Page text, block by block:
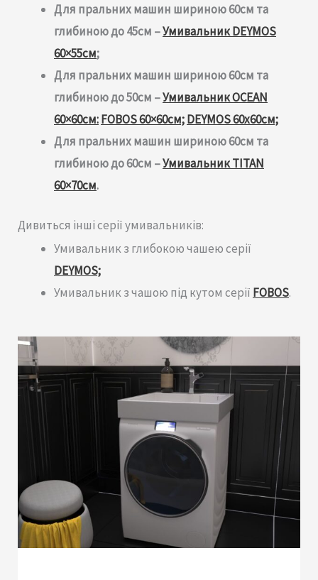
Для пральних машин шириною 60см та
глибиною до 45см –Умивальник DEYMOS
60×55см;
Для пральних машин шириною 60см та
глибиною до 50см –Умивальник OCEAN
60×60см:FOBOS 60×60см;DEYMOS 60х60см;
Для пральних машин шириною 60см та
глибиною до 60см –Умивальник TITAN
60×70см.
Дивиться інші серії умивальників:
Умивальник з глибокою чашею серії
DEYMOS;
Умивальник з чашою під кутом серії FOBOS.